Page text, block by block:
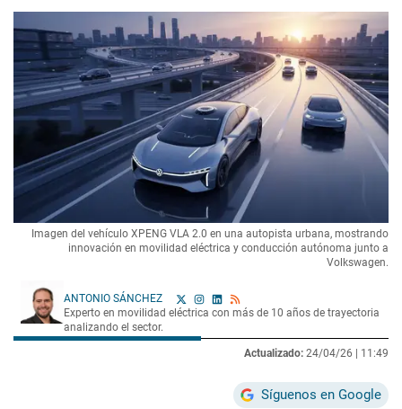
Imagen del vehículo XPENG VLA 2.0 en una autopista urbana, mostrando
innovación en movilidad eléctrica y conducción autónoma junto a
Volkswagen.
ANTONIO SÁNCHEZ
Experto en movilidad eléctrica con más de 10 años de trayectoria
analizando el sector.
Actualizado: 24/04/26 | 11:49
Síguenos en Google